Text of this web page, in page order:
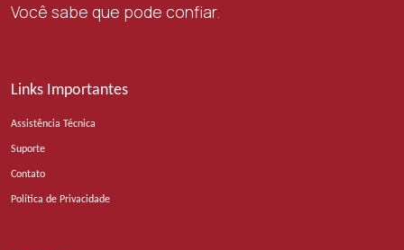
Você sabe que pode confiar.
Links Importantes
Assistência Técnica
Suporte
Contato
Política de Privacidade